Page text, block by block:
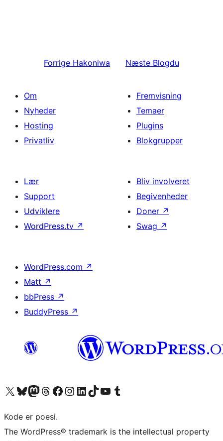
Forrige Hakoniwa Næste Blogdu
Om
Nyheder
Hosting
Privatliv
Fremvisning
Temaer
Plugins
Blokgrupper
Lær
Support
Udviklere
WordPress.tv ↗
Bliv involveret
Begivenheder
Doner ↗
Swag ↗
WordPress.com ↗
Matt ↗
bbPress ↗
BuddyPress ↗
Besøg vores X (tidligere Twitter) konto
Besøg vores Bluesky-konto
Besøg vores Mastodon konto
Besøg vores Threads-konto
Besøg vores Facebook sideBesøg vores Instagram konto
Besøg vores LinkedIn konto
Besøg vores TikTok-konto
Besøg vores YouTube-kanalBesøg vores Tumblr-konto
Kode er poesi.
The WordPress® trademark is the intellectual property